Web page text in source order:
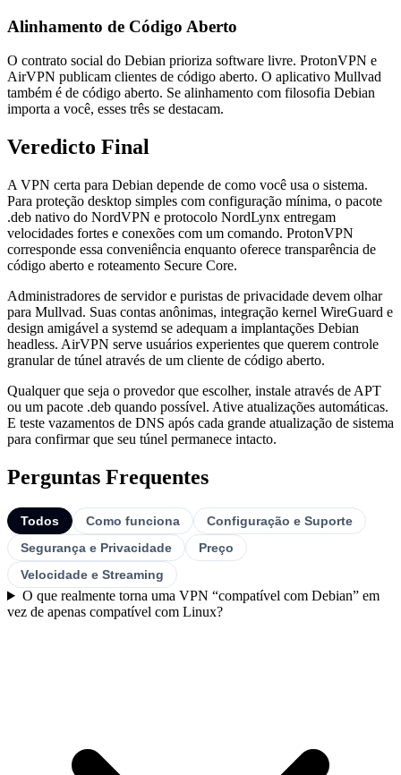
Alinhamento de Código Aberto
O contrato social do Debian prioriza software livre. ProtonVPN e
AirVPN publicam clientes de código aberto. O aplicativo Mullvad
também é de código aberto. Se alinhamento com filosofia Debian
importa a você, esses três se destacam.
Veredicto Final
A VPN certa para Debian depende de como você usa o sistema.
Para proteção desktop simples com configuração mínima, o pacote
.deb nativo do NordVPN e protocolo NordLynx entregam
velocidades fortes e conexões com um comando. ProtonVPN
corresponde essa conveniência enquanto oferece transparência de
código aberto e roteamento Secure Core.
Administradores de servidor e puristas de privacidade devem olhar
para Mullvad. Suas contas anônimas, integração kernel WireGuard e
design amigável a systemd se adequam a implantações Debian
headless. AirVPN serve usuários experientes que querem controle
granular de túnel através de um cliente de código aberto.
Qualquer que seja o provedor que escolher, instale através de APT
ou um pacote .deb quando possível. Ative atualizações automáticas.
E teste vazamentos de DNS após cada grande atualização de sistema
para confirmar que seu túnel permanece intacto.
Perguntas Frequentes
Todos Como funciona
Configuração e Suporte
Segurança e Privacidade
Preço
Velocidade e Streaming
O que realmente torna uma VPN “compatível com Debian” em
vez de apenas compatível com Linux?